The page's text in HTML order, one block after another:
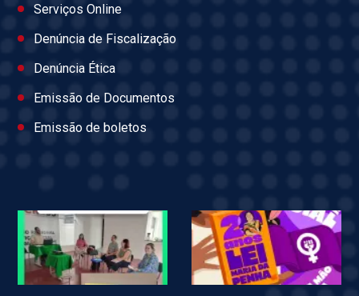
Serviços Online
Denúncia de Fiscalização
Denúncia Ética
Emissão de Documentos
Emissão de boletos